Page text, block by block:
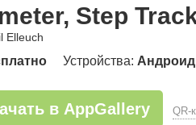
Step
Elleuch
Устройства:
в AppGallery QR-